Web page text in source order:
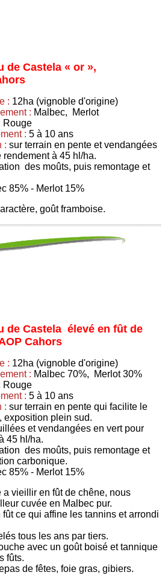
de Castela « or »,
: 12ha (vignoble d'origine)
: Malbec, Merlot
Rouge
: 5 à 10 ans
: sur terrain en pente et vendangées
à 45 hl/ha.
des moûts, puis remontage et
85% - Merlot 15%
goût framboise.
de Castela élevé en fût de
Cahors
: 12ha (vignoble d'origine)
: Malbec 70%, Merlot 30%
Rouge
: 5 à 10 ans
: sur terrain en pente qui facilite le
exposition plein sud.
et vendangées en vert pour
45 hl/ha.
des moûts, puis remontage et
carbonique.
85% - Merlot 15%
a vieillir en fût de chêne, nous
cuvée en Malbec pur.
fût ce qui affine les tannins et arrondi
tous les ans par tiers.
avec un goût boisé et tannique
fûts.
de fêtes, foie gras, gibiers.